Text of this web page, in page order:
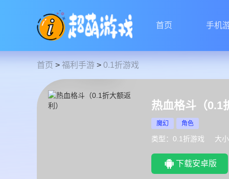
首页 手机
首页 > 福利手游 > 0.1折游戏
热血格斗（0.1
魔幻 角色
类型：0.1折游戏 大
下载安卓版